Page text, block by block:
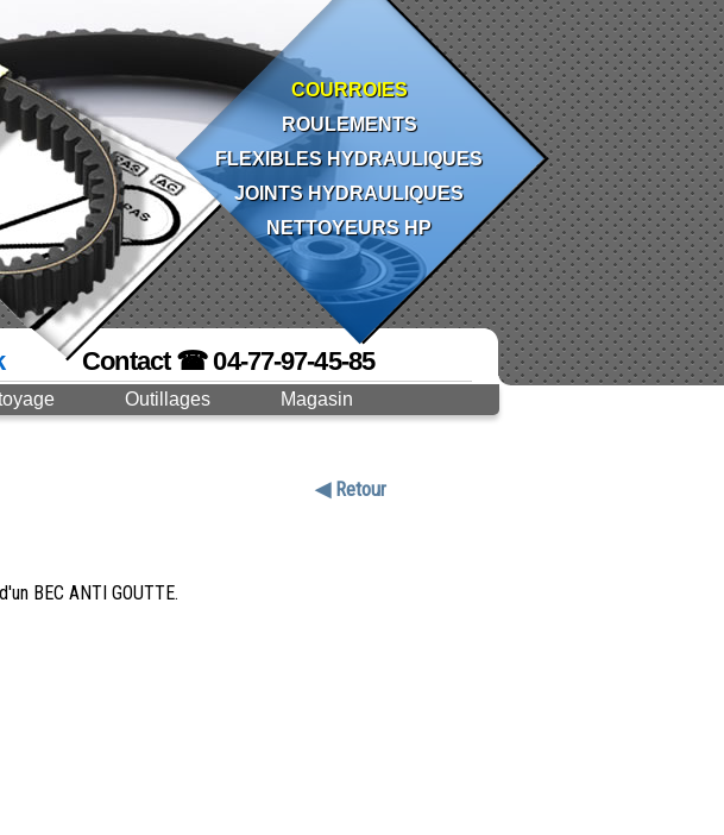
Outillages Magasin
Contact ☎ 04-77-97-45-85
◀ Retour
BEC ANTI GOUTTE.
COURROIES
ROULEMENTS
FLEXIBLES HYDRAULIQUES
JOINTS HYDRAULIQUES
NETTOYEURS HP